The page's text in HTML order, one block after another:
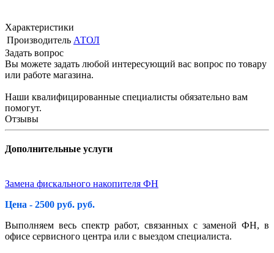
Характеристики
Производитель АТОЛ
Задать вопрос
Вы можете задать любой интересующий вас вопрос по товару
или работе магазина.
Наши квалифицированные специалисты обязательно вам
помогут.
Отзывы
Дополнительные услуги
Замена фискального накопителя ФН
Цена - 2500 руб. руб.
Выполняем весь спектр работ, связанных с заменой ФН, в
офисе сервисного центра или с выездом специалиста.